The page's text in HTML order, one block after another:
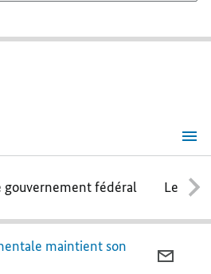
gouvernement fédéral Le
maintient son